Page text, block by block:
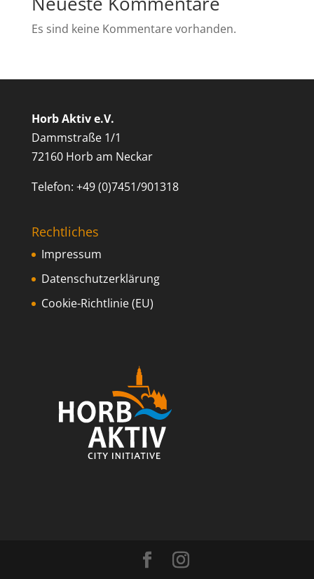
Es sind keine Kommentare vorhanden.
Horb Aktiv e.V.
Dammstraße 1/1
72160 Horb am Neckar
Telefon: +49 (0)7451/901318
Rechtliches
Impressum
Datenschutzerklärung
Cookie-Richtlinie (EU)